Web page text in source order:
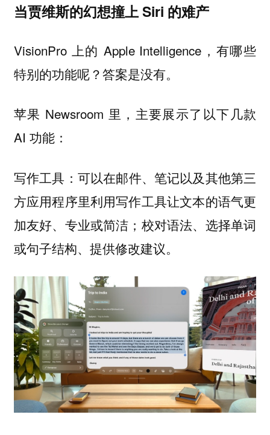
当贾维斯的幻想撞上 Siri 的难产
VisionPro 上的 Apple Intelligence，有哪些
特别的功能呢？答案是没有。
苹果 Newsroom 里，主要展示了以下几款
AI 功能：
写作工具 ：可以在邮件、笔记以及其他第三
方应用程序里利用写作工具让文本的语气更
加友好、专业或简洁；校对语法、选择单词
或句子结构、提供修改建议。